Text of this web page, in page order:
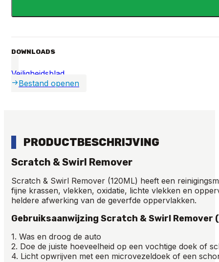
aantal
DOWNLOADS
Veiligheidsblad
Bestand openen
PRODUCTBESCHRIJVING
Scratch & Swirl Remover
Scratch & Swirl Remover (120ML) heeft een
fijne krassen, vlekken, oxidatie, lichte vlekken en
heldere afwerking van de geverfde oppervlakken.
Gebruiksaanwijzing Scratch & Swirl Remover
1. Was en droog de auto
2. Doe de juiste hoeveelheid op een vochtige doek of
4. Licht opwrijven met een microvezeldoek of een